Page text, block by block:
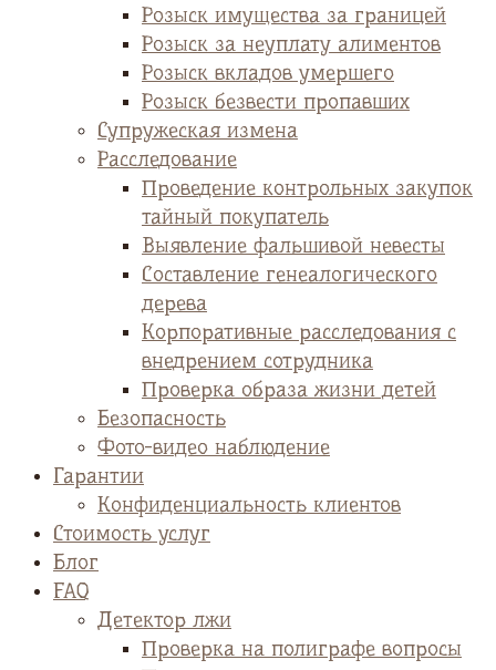
Розыск имущества за границей
Розыск за неуплату алиментов
Розыск вкладов умершего
Розыск безвести пропавших
Супружеская измена
Расследование
Проведение контрольных закупок
тайный покупатель
Выявление фальшивой невесты
Cоставление генеалогического
дерева
Корпоративные расследования с
внедрением сотрудника
Проверка образа жизни детей
Безопасность
Фото-видео наблюдение
Гарантии
Конфиденциальность клиентов
Стоимость услуг
Блог
FAQ
Детектор лжи
Проверка на полиграфе вопросы